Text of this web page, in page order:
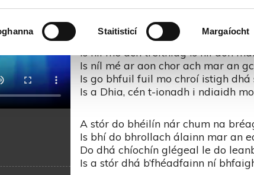
Staitisticí Margaíocht
Ag oiliúint mo leanbh ar bhacán
Is gan fiú braon bainne agam a
Is níl mé ach tréithlag is níl aon
Is níl mé ar aon chor ach mar an
Is go bhfuil fuil mo chroí istigh
Is a Dhia, cén t-ionadh i ndiaidh
A stór do bhéilín nár chum na
Is bhí do bhrollach álainn mar an
Do dhá chíochín glégeal le do
Is a stór dhá b’fhéadfainn ní